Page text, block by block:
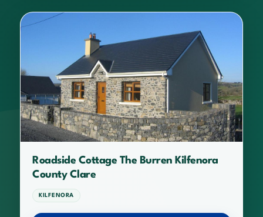
Roadside Cottage The Burren Kilfenora
County Clare
KILFENORA